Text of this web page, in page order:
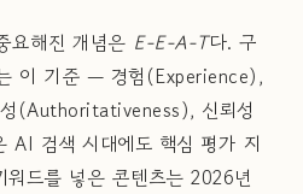
요해진 개념은 E-E-A-T다. 구
이 기준 — 경험(Experience),
(Authoritativeness), 신뢰성
검색 시대에도 핵심 평가 지
드를 넣은 콘텐츠는 2026년